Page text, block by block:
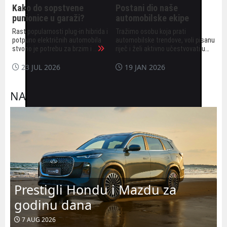
Kako do sopstvene
punionice u garaži?
Rast popularnosti plug-in hibrida i
potpuno električnih automobila
stvorio je potrebu za brzim i ...
23 JUL 2026
Postani dio naše
automobilske ekipe
Tražimo osobu koja prati
automobilske trendove, voli pisanu
riječ i želi aktivno učestvovati u
19 JAN 2026
NAJNOVIJE VIJESTI
Prestigli Hondu i Mazdu za
godinu dana
7 AUG 2026